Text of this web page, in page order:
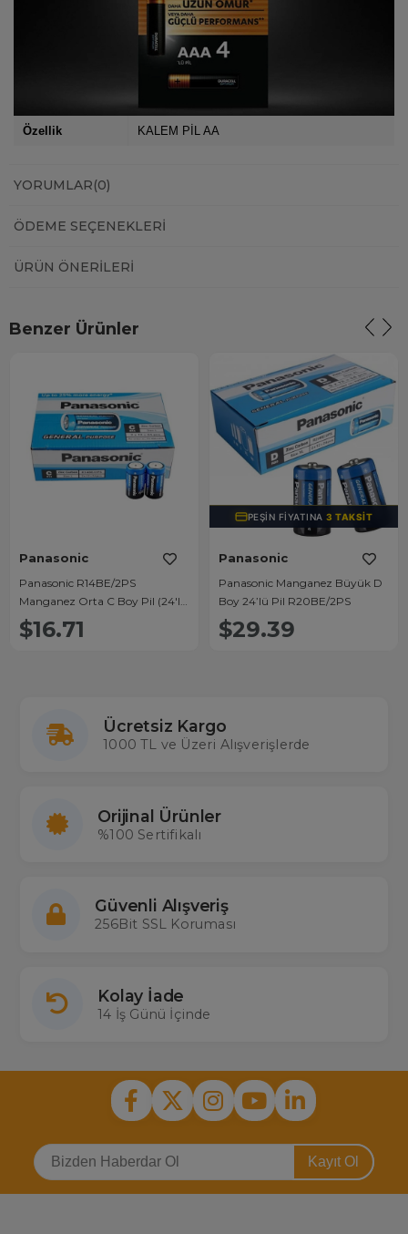
Özellik KALEM PİL AA
YORUMLAR(0)
ÖDEME SEÇENEKLERI
ÜRÜN ÖNERILERI
Benzer Ürünler
Panasonic
Panasonic R14BE/2PS
Manganez Orta C Boy Pil (24'lü
Paket)
$16.71
PEŞIN FIYATINA3 TAKSIT
Panasonic
Panasonic Manganez Büyük D
Boy 24’lü Pil R20BE/2PS
$29.39
Ücretsiz Kargo
1000 TL ve Üzeri Alışverişlerde
Orijinal Ürünler
%100 Sertifikalı
Güvenli Alışveriş
256Bit SSL Koruması
Kolay İade
14 İş Günü İçinde
Kayıt Ol